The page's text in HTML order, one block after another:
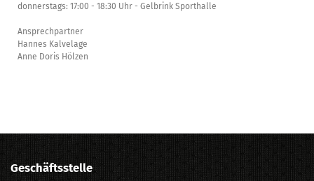
donnerstags: 17:00 - 18:30 Uhr - Gelbrink Sporthalle
Ansprechpartner
Hannes Kalvelage
Anne Doris Hölzen
Geschäftsstelle